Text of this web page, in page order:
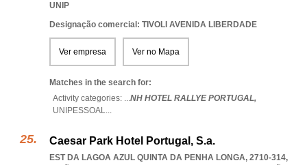
UNIP
Designação comercial: TIVOLI AVENIDA LIBERDADE
Ver empresa Ver no Mapa
Matches in the search for:
Activity categories: ...NH HOTEL RALLYE PORTUGAL,
UNIPESSOAL...
Caesar Park Hotel Portugal, S.a.
EST DA LAGOA AZUL QUINTA DA PENHA LONGA, 2710-314,